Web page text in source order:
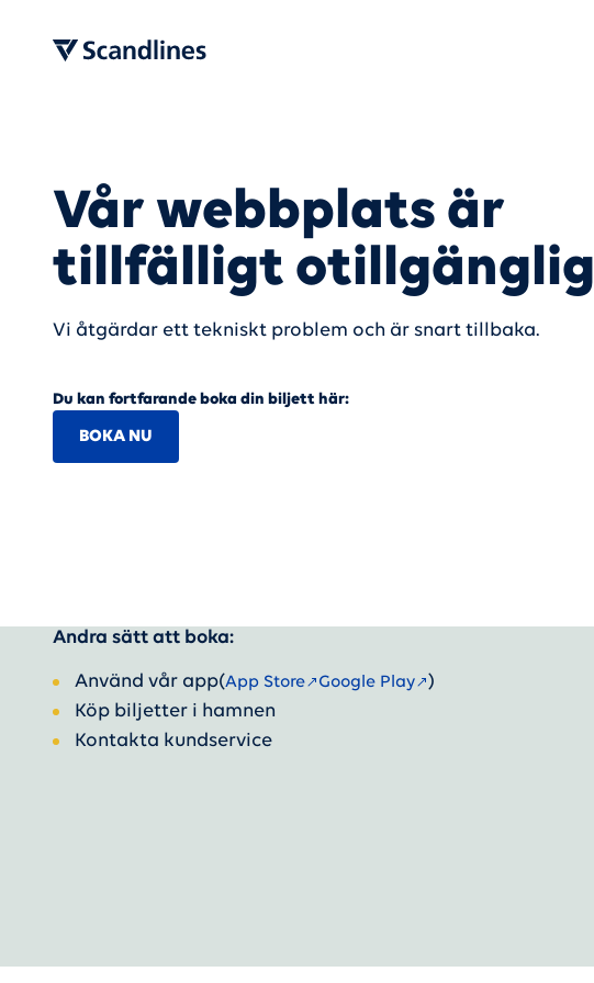
Vår webbplats är
tillfälligt otillgänglig
Vi åtgärdar ett tekniskt problem och är snart tillbaka.
Du kan fortfarande boka din biljett här:
BOKA NU
Andra sätt att boka:
Använd vår app(App Store Google Play
)
Köp biljetter i hamnen
Kontakta kundservice